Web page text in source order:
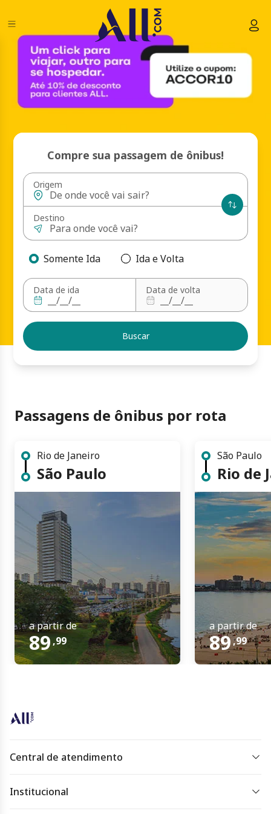
Compre sua passagem de ônibus!
Somente Ida Ida e Volta
Origem
Destino
Data de ida Data de volta
Buscar
Passagens de ônibus por rota
Rio de Janeiro
São Paulo
a partir de
89,99
São Paulo
Rio de
a partir de
89,99
Central de atendimento
Sábado, domingo e feriado das 09h às 18h.
Institucional